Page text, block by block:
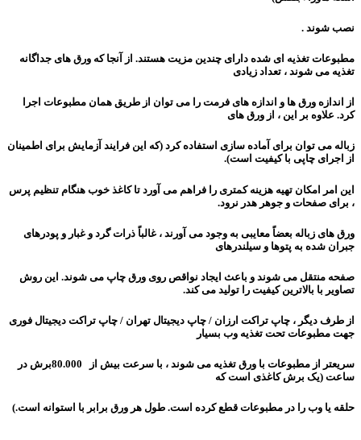
نصب شوند .
مطبوعات تغذیه ای شده دارای چندین مزیت هستند. از آنجا که ورق های جداگانه
تغذیه می شوند ، تعداد زیادی
از اندازه ورق ها و اندازه های فرمت را می توان از طریق همان مطبوعات اجرا
کرد. علاوه بر این ، از ورق های
زباله می توان برای آماده سازی استفاده کرد (که این فرایند آزمایش برای اطمینان
از اجرای چاپی با کیفیت است).
این امر امکان تهیه هزینه کمتری را فراهم می آورد تا کاغذ خوب هنگام تنظیم پرس
، برای صفحات و جوهر هدر نرود.
ورق های زباله بعضاً معایبی به وجود می آورند ، غالباً ذرات گرد و غبار و پودرهای
جبران شده به پتوها و سیلندرهای
صفحه منتقل می شوند و باعث ایجاد نواقص روی ورق چاپ می شوند. این روش
تصاویر با بالاترین کیفیت را تولید می کند.
از طرف دیگر ، چاپ تراکت ارزان / چاپ دیجیتال تهران / چاپ تراکت دیجیتال فوری
جهت مطبوعات تحت تغذیه وب بسیار
سریعتر از مطبوعات با ورق تغذیه می شوند ، با سرعت بیش از 80.000
برش در
ساعت (یک برش کاغذی است که
حلقه یا وب را در مطبوعات قطع کرده است. طول هر ورق برابر با استوانه است.)